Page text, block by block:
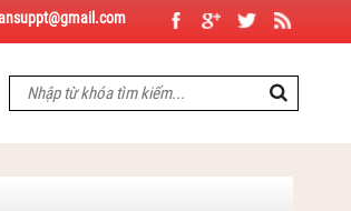
Phát, Máy bơm Mitsuvn Việt Nhật, Panasonic,